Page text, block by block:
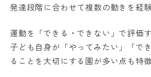
発達段階に合わせて複数の動きを経験
運動を「できる・できない」で評価
子ども自身が「やってみたい」「で
ることを大切にする園が多い点も特徴